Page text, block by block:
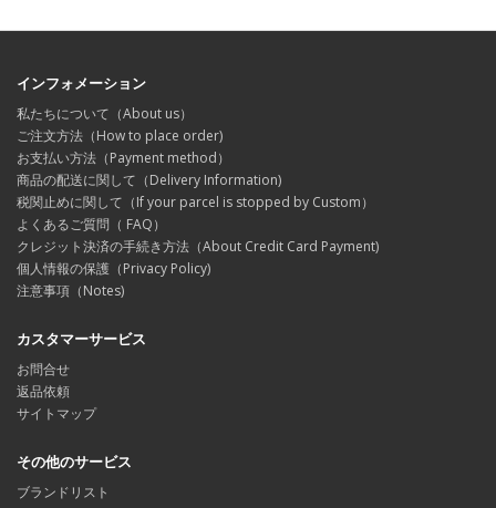
インフォメーション
私たちについて（About us）
ご注文方法（How to place order)
お支払い方法（Payment method）
商品の配送に関して（Delivery Information)
税関止めに関して（If your parcel is stopped by Custom）
よくあるご質問（ FAQ）
クレジット決済の手続き方法（About Credit Card Payment)
個人情報の保護（Privacy Policy)
注意事項（Notes)
カスタマーサービス
お問合せ
返品依頼
サイトマップ
その他のサービス
ブランドリスト